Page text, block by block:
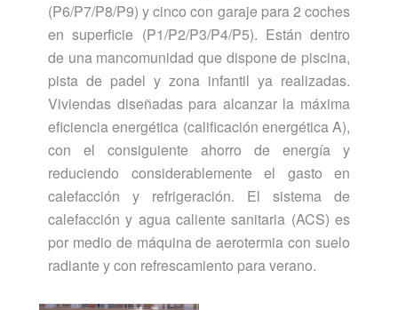
(P6/P7/P8/P9) y cinco con garaje para 2 coches
en superficie (P1/P2/P3/P4/P5). Están dentro
de una mancomunidad que dispone de piscina,
pista de padel y zona infantil ya realizadas.
Viviendas diseñadas para alcanzar la máxima
eficiencia energética (calificación energética A),
con el consiguiente ahorro de energía y
reduciendo considerablemente el gasto en
calefacción y refrigeración. El sistema de
calefacción y agua caliente sanitaria (ACS) es
por medio de máquina de aerotermia con suelo
radiante y con refrescamiento para verano.